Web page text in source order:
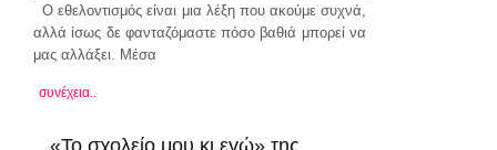
Ο εθελοντισμός είναι μια λέξη που ακούμε συχνά,
αλλά ίσως δε φανταζόμαστε πόσο βαθιά μπορεί να
μας αλλάξει. Μέσα
συνέχεια..
«Το σχολείο μου κι εγώ» της